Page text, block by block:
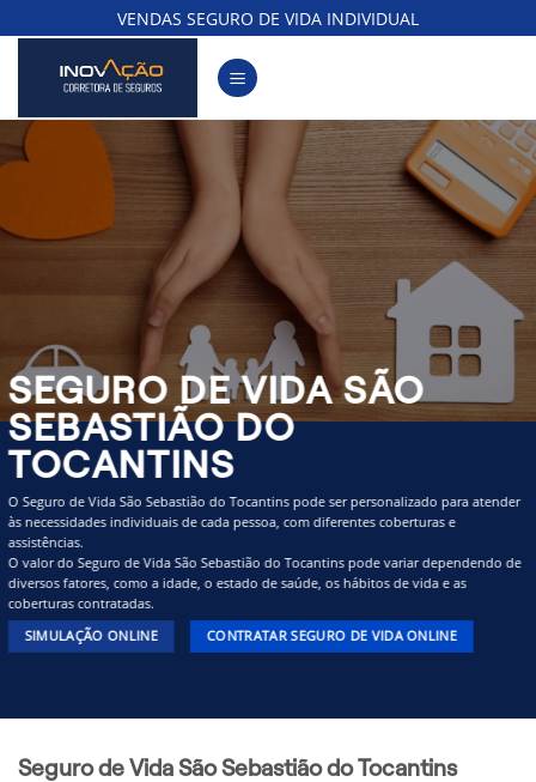
to
content
VENDAS SEGURO DE VIDA INDIVIDUAL
SEGURO DE VIDA SÃO
SEBASTIÃO DO
TOCANTINS
O Seguro de Vida São Sebastião do Tocantins pode ser personalizado para atender
às necessidades individuais de cada pessoa, com diferentes coberturas e
assistências.
O valor do Seguro de Vida São Sebastião do Tocantins pode variar dependendo de
diversos fatores, como a idade, o estado de saúde, os hábitos de vida e as
coberturas contratadas.
SIMULAÇÃO ONLINE CONTRATAR SEGURO DE VIDA ONLINE
Seguro de Vida São Sebastião do Tocantins